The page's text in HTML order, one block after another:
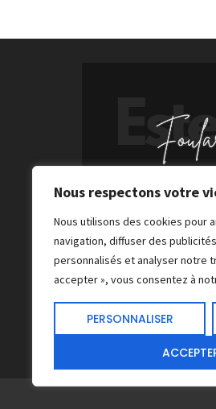
Nous respectons votre
Nous utilisons des cookies pour
navigation, diffuser des
personnalisés et analyser notre
accepter », vous consentez à
PERSONNALISER
l'accessoire
une touche